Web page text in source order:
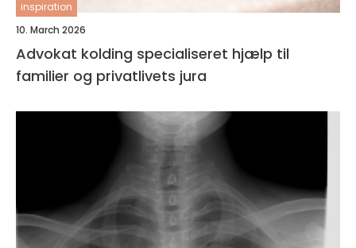
inspiration
10. March 2026
Advokat kolding specialiseret hjælp til
familier og privatlivets jura